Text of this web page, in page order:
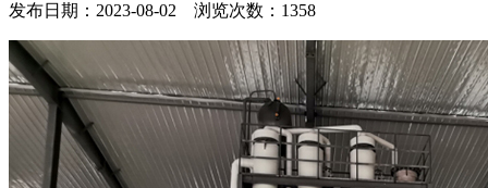
发布日期：2023-08-02 浏览次数：1358